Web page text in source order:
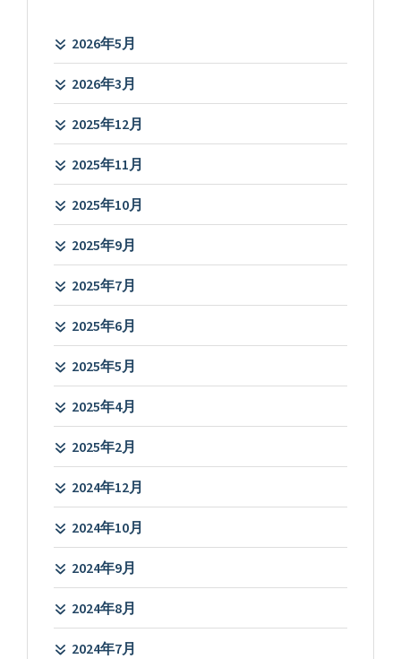
2026年5月
2026年3月
2025年12月
2025年11月
2025年10月
2025年9月
2025年7月
2025年6月
2025年5月
2025年4月
2025年2月
2024年12月
2024年10月
2024年9月
2024年8月
2024年7月